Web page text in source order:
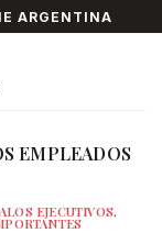
ARGENTINA
EMPLEADOS
EJECUTIVOS,